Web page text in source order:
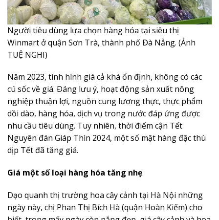
Người tiêu dùng lựa chọn hàng hóa tại siêu thị
Winmart ở quận Sơn Trà, thành phố Ðà Nẵng. (Ảnh
TUỆ NGHI)
Năm 2023, tình hình giá cả khá ổn định, không có các
cú sốc về giá. Ðáng lưu ý, hoạt động sản xuất nông
nghiệp thuận lợi, nguồn cung lương thực, thực phẩm
dồi dào, hàng hóa, dịch vụ trong nước đáp ứng được
nhu cầu tiêu dùng. Tuy nhiên, thời điểm cận Tết
Nguyên đán Giáp Thìn 2024, một số mặt hàng đặc thù
dịp Tết đã tăng giá.
Giá một số loại hàng hóa tăng nhẹ
Dạo quanh thị trường hoa cây cảnh tại Hà Nội những
ngày này, chị Phan Thị Bích Hà (quận Hoàn Kiếm) cho